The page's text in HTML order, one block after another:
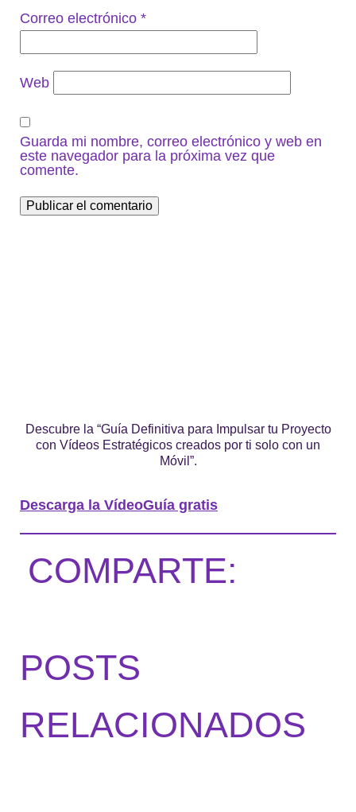
Correo electrónico *
Web
Guarda mi nombre, correo electrónico y web en
este navegador para la próxima vez que
comente.
Descubre la “Guía Definitiva para Impulsar tu Proyecto
con Vídeos Estratégicos creados por ti solo con un
Móvil”.
Descarga la VídeoGuía gratis
COMPARTE:
POSTS
RELACIONADOS